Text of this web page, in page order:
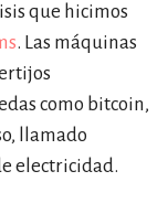
que hicimos
. Las máquinas
como bitcoin,
llamado
electricidad.